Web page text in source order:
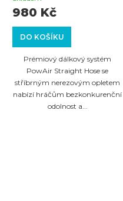
(SILVER)
DO KOŠÍKU
980 Kč
Prémiový dálkový systém
PowAir Straight Hose se
stříbrným nerezovým opletem
nabízí hráčům bezkonkurenční
odolnost a...